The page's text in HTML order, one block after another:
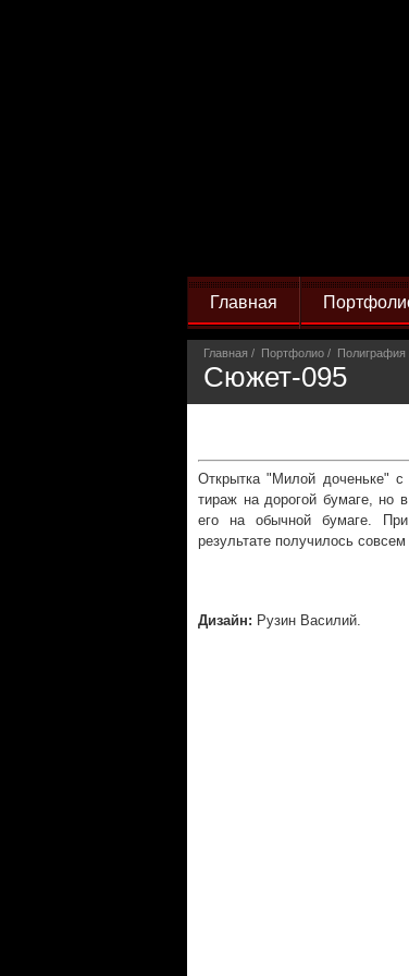
Главная
Главная Портфолио Полиграфия
Сюжет-095
Открытка "Милой доченьке" с
тираж на дорогой бумаге, но
его на обычной бумаге.
результате получилось совсем
Дизайн: Рузин Василий.